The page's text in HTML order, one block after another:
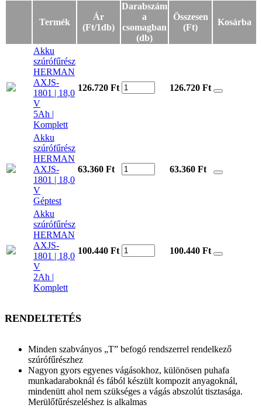
Termék
Ár
(Ft/1db)
Darabszám
a
csomagban
(db)
Összesen
(Ft)
Kosárba
Akku
szúrófűrész
HERMAN
AXJS-
1801 | 18,0
V
5Ah |
Komplett
126.720 Ft 126.720 Ft
Akku
szúrófűrész
HERMAN
AXJS-
1801 | 18,0
V
Géptest
63.360 Ft 63.360 Ft
Akku
szúrófűrész
HERMAN
AXJS-
1801 | 18,0
V
2Ah |
Komplett
100.440 Ft 100.440 Ft
RENDELTETÉS
Minden szabványos „T” befogó rendszerrel rendelkező
szúrófűrészhez
Nagyon gyors egyenes vágásokhoz, különösen puhafa
munkadaraboknál és fából készült kompozit anyagoknál,
mindenütt ahol nem szükséges a vágás abszolút tisztasága.
Merülőfűrészeléshez is alkalmas